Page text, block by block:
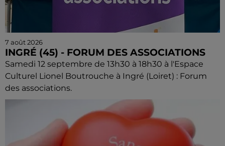
7 août 2026
INGRÉ (45) - FORUM DES ASSOCIATIONS
Samedi 12 septembre de 13h30 à 18h30 à l'Espace
Culturel Lionel Boutrouche à Ingré (Loiret) : Forum
des associations.